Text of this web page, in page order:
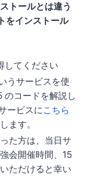
トールとは違う
をインストール
してください
うサービスを使
コードを解説し
ービスにこちら
ます。
た方は、当日サ
会開催時間、15
ただけると幸い